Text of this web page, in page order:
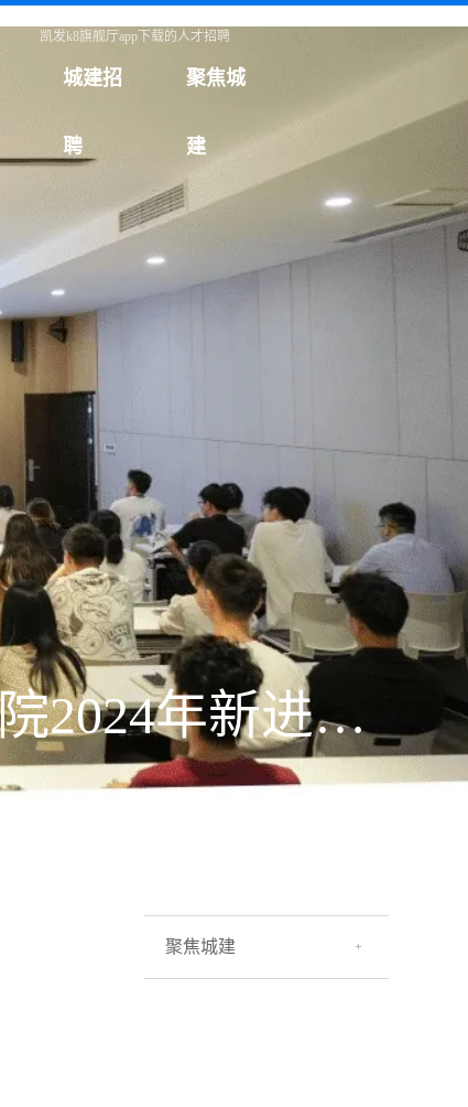
凯发k8旗舰厅app下载的人才招聘
城建招
聘
聚焦城
建
凝“新”聚力，新程启航 | 江阳城建职业学院2024年新进教职工入职培训结业仪式暨颁奖典礼圆满举行
聚焦城建